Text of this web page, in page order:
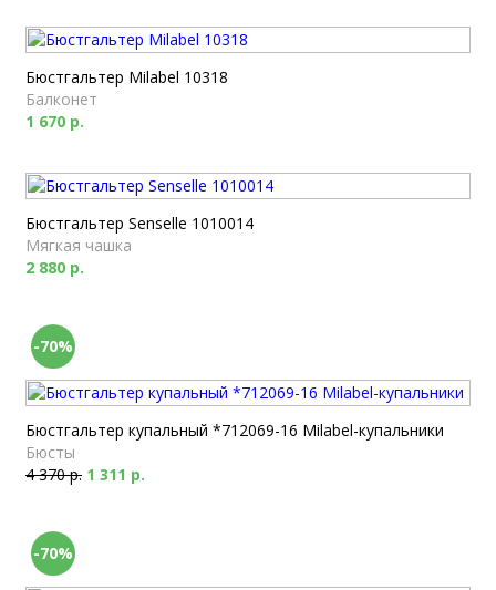
Бюстгальтер Milabel 10318
Балконет
1 670 р.
Бюстгальтер Senselle 1010014
Мягкая чашка
2 880 р.
-70%
Бюстгальтер купальный *712069-16 Milabel-купальники
Бюсты
4 370 р. 1 311 р.
-70%